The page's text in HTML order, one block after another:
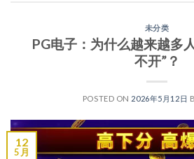
未分类
PG电子：为什么越来越多
不开”？
POSTED ON 2026年5月12日
12
5 月